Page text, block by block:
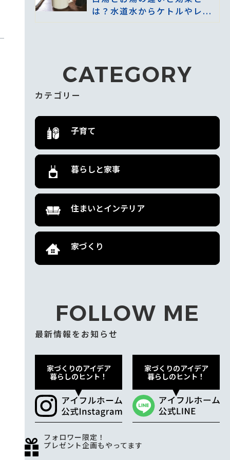
は？水道水からケトルやレ...
CATEGORY
カテゴリー
子育て
暮らしと家事
住まいとインテリア
家づくり
FOLLOW ME
最新情報をお知らせ
家づくりのアイデア
暮らしのヒント！
家づくりのアイデア
暮らしのヒント！
フォロワー限定！
プレゼント企画もやってます